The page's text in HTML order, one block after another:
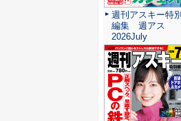
週刊アスキー特別
編集 週アス
2026July